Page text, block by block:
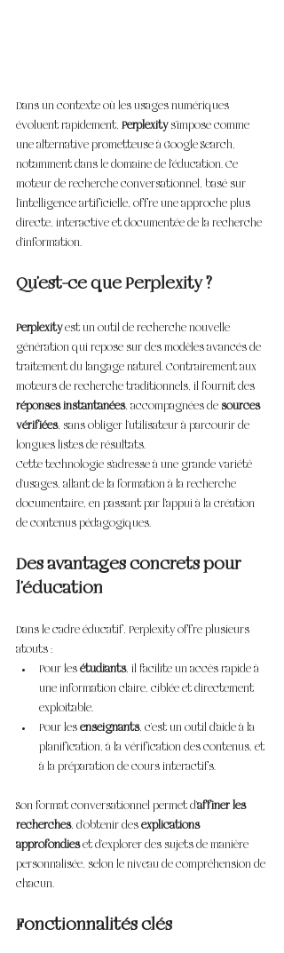
Dans un contexte où les usages numériques
évoluent rapidement, Perplexity s’impose comme
une alternative prometteuse à Google Search,
notamment dans le domaine de l’éducation. Ce
moteur de recherche conversationnel, basé sur
l’intelligence artificielle, offre une approche plus
directe, interactive et documentée de la recherche
d’information.
Qu’est-ce que Perplexity ?
Perplexity est un outil de recherche nouvelle
génération qui repose sur des modèles avancés de
traitement du langage naturel. Contrairement aux
moteurs de recherche traditionnels, il fournit des
réponses instantanées, accompagnées de sources
vérifiées, sans obliger l’utilisateur à parcourir de
longues listes de résultats.
Cette technologie s’adresse à une grande variété
d’usages, allant de la formation à la recherche
documentaire, en passant par l’appui à la création
de contenus pédagogiques.
Des avantages concrets pour
l’éducation
Dans le cadre éducatif, Perplexity offre plusieurs
atouts :
Pour les étudiants, il facilite un accès rapide à
une information claire, ciblée et directement
exploitable.
Pour les enseignants, c’est un outil d’aide à la
planification, à la vérification des contenus, et
à la préparation de cours interactifs.
Son format conversationnel permet d’affiner les
recherches, d’obtenir des explications
approfondies et d’explorer des sujets de manière
personnalisée, selon le niveau de compréhension de
chacun.
Fonctionnalités clés